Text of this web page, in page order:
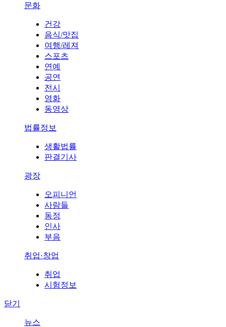
문화
건강
음식/맛집
여행/레져
스포츠
연예
공연
전시
영화
동영상
법률정보
생활법률
판결기사
광장
오피니언
사람들
동정
인사
부음
취업·창업
취업
시험정보
닫기
뉴스